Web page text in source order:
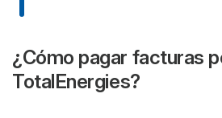
¿Cómo pagar facturas
TotalEnergies?